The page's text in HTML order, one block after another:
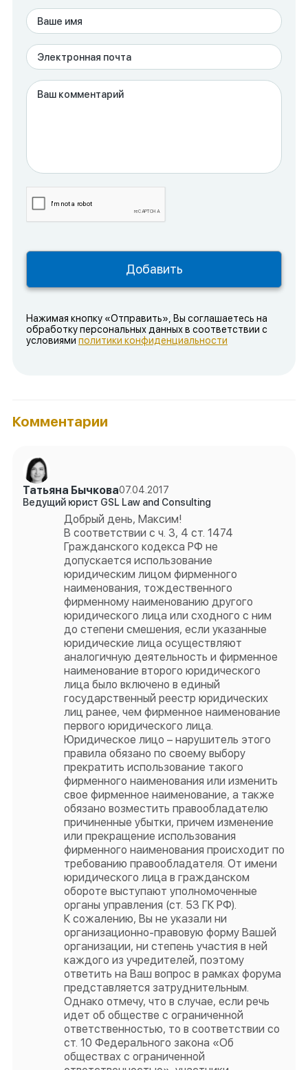
Нажимая кнопку «Отправить», Вы соглашаетесь на
обработку персональных данных в соответствии с
условиями политики конфиденциальности
Комментарии
Татьяна Бычкова07.04.2017
Ведущий юрист GSL Law and Consulting
Добрый день, Максим!
В соответствии с ч. 3, 4 ст. 1474
Гражданского кодекса РФ не
допускается использование
юридическим лицом фирменного
наименования, тождественного
фирменному наименованию другого
юридического лица или сходного с ним
до степени смешения, если указанные
юридические лица осуществляют
аналогичную деятельность и фирменное
наименование второго юридического
лица было включено в единый
государственный реестр юридических
лиц ранее, чем фирменное наименование
первого юридического лица.
Юридическое лицо – нарушитель этого
правила обязано по своему выбору
прекратить использование такого
фирменного наименования или изменить
свое фирменное наименование, а также
обязано возместить правообладателю
причиненные убытки, причем изменение
или прекращение использования
фирменного наименования происходит по
требованию правообладателя. От имени
юридического лица в гражданском
обороте выступают уполномоченные
органы управления (ст. 53 ГК РФ).
К сожалению, Вы не указали ни
организационно-правовую форму Вашей
организации, ни степень участия в ней
каждого из учредителей, поэтому
ответить на Ваш вопрос в рамках форума
представляется затруднительным.
Однако отмечу, что в случае, если речь
идет об обществе с ограниченной
ответственностью, то в соответствии со
ст. 10 Федерального закона «Об
обществах с ограниченной